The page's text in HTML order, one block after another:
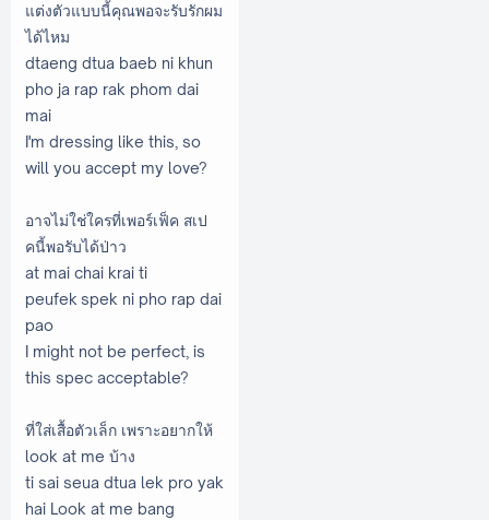
แต่งตัวแบบนี้คุณพอจะรับรักผม
ได้ไหม
dtaeng dtua baeb ni khun
pho ja rap rak phom dai
mai
I'm dressing like this, so
will you accept my love?
อาจไม่ใช่ใครที่เพอร์เฟ็ค สเป
คนี้พอรับได้ป่าว
at mai chai krai ti
peufek spek ni pho rap dai
pao
I might not be perfect, is
this spec acceptable?
ที่ใส่เสื้อตัวเล็ก เพราะอยากให้
look at me บ้าง
ti sai seua dtua lek pro yak
hai Look at me bang